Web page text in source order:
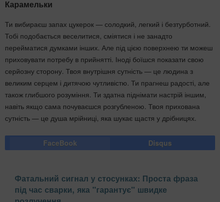
Карамельки
Ти вибираєш запах цукерок — солодкий, легкий і безтурботний.
Тобі подобається веселитися, сміятися і не занадто
перейматися думками інших. Але під цією поверхнею ти можеш
приховувати потребу в прийнятті. Іноді боїшся показати свою
серйозну сторону. Твоя внутрішня сутність — це людина з
великим серцем і дитячою чутливістю. Ти прагнеш радості, але
також глибшого розуміння. Ти здатна піднімати настрій іншим,
навіть якщо сама почуваєшся розгубленою. Твоя прихована
сутність — це душа мрійниці, яка шукає щастя у дрібницях.
FaceBook Disqus
Фатальний сигнал у стосунках: Проста фраза
під час сварки, яка "гарантує" швидке